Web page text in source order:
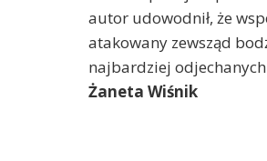
autor udowodnił, że
atakowany zewsząd
najbardziej
Żaneta Wiśnik